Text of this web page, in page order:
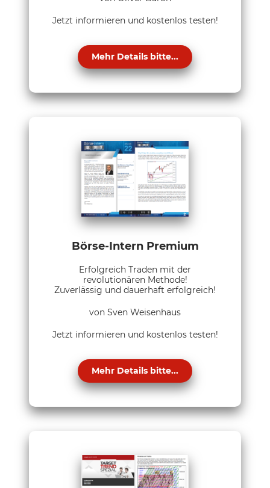
Jetzt informieren und kostenlos testen!
Mehr Details bitte...
Börse-Intern Premium
Erfolgreich Traden mit der
revolutionären Methode!
Zuverlässig und dauerhaft erfolgreich!
von Sven Weisenhaus
Jetzt informieren und kostenlos testen!
Mehr Details bitte...